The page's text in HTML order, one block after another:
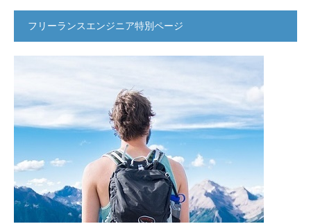
フリーランスエンジニア特別ページ